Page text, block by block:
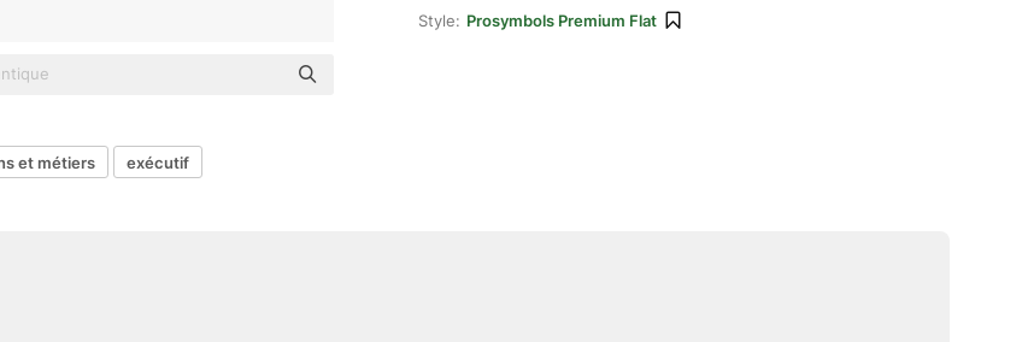
Style: Prosymbols Premium Flat
et métiers exécutif